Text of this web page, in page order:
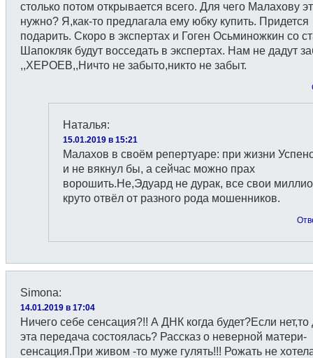
столько потом открывается всего. Для чего Малахову
нужно? Я,как-то предлагала ему юбку купить. Придется
подарить. Скоро в экспертах и Гоген Осьминожкин со
Шапокляк будут восседать в экспертах. Нам не дадут
,,ХЕРОЕВ,,Ничто не забыто,никто не забыт.
Наталья:
15.01.2019 в 15:21
Малахов в своём репертуаре: при жизни
и не вякнул бы, а сейчас можно прах
ворошить.Не,Эдуард не дурак, все свои
круто отвёл от разного рода мошенников.
Simona:
14.01.2019 в 17:04
Ничего себе сенсация?!! А ДНК когда будет?Если нет,то
эта передача состоялась? Рассказ о неверной матери-
сенсация.При живом -то муже гулять!!! Рожать не